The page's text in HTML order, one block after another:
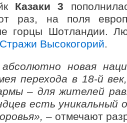
Казаки 3
раз, на поля
горцы Шотландии.
Высокогорий.
новая
перехода в 18-й
– для жителей
есть уникальный
– отмечают